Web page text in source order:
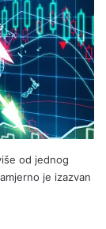
od jednog
je izazvan